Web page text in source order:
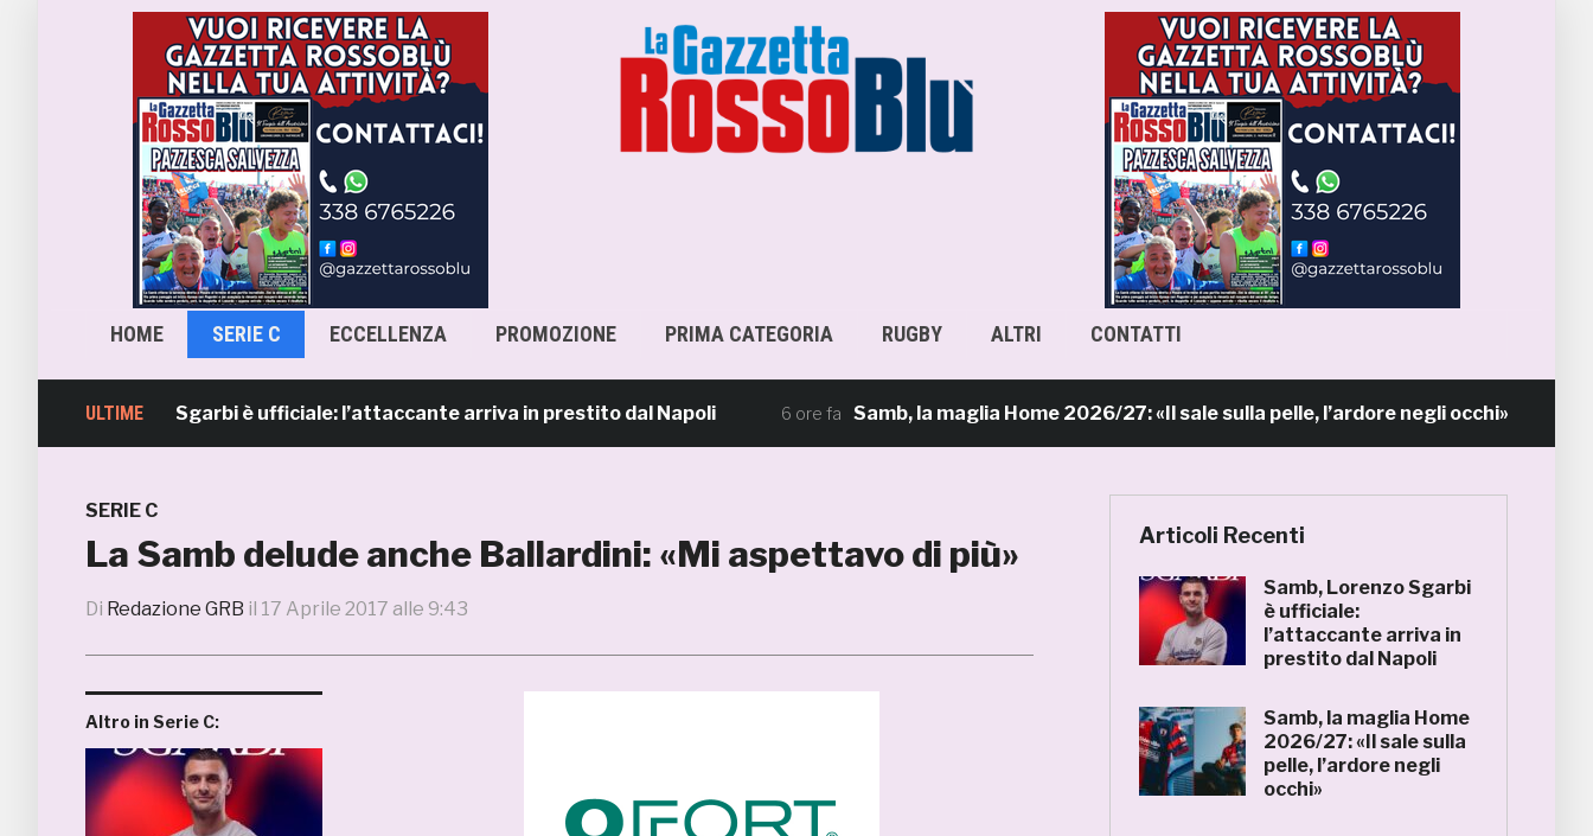
HOME SERIE C ECCELLENZA PROMOZIONE PRIMA CATEGORIA RUGBY ALTRI CONTATTI
ULTIME
Lorenzo Sgarbi è ufficiale: l’attaccante arriva in prestito dal Napoli 6 ore fa Samb, la maglia Home 2026/27: «Il sale sulla pelle, l’ardore negli occhi»
SERIE C
La Samb delude anche Ballardini: «Mi aspettavo di più»
Di Redazione GRB il 17 Aprile 2017 alle 9:43
Altro in Serie C:
Articoli Recenti
Samb, Lorenzo Sgarbi
è ufficiale:
l’attaccante arriva in
prestito dal Napoli
Samb, la maglia Home
2026/27: «Il sale sulla
pelle, l’ardore negli
occhi»